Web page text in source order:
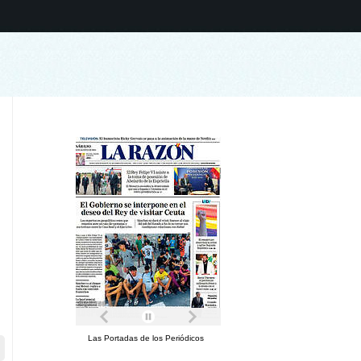
Las Portadas de los Periódicos